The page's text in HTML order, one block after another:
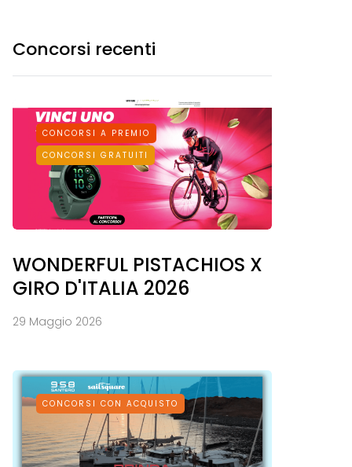
Concorsi recenti
CONCORSI A PREMIO
CONCORSI GRATUITI
WONDERFUL PISTACHIOS X
GIRO D'ITALIA 2026
29 Maggio 2026
CONCORSI CON ACQUISTO